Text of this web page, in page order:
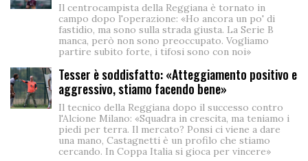
Il centrocampista della Reggiana è tornato in
campo dopo l'operazione: «Ho ancora un po' di
fastidio, ma sono sulla strada giusta. La Serie B
manca, però non sono preoccupato. Vogliamo
partire subito forte, i tifosi sono con noi»
Tesser è soddisfatto: «Atteggiamento positivo e
aggressivo, stiamo facendo bene»
Il tecnico della Reggiana dopo il successo contro
l'Alcione Milano: «Squadra in crescita, ma teniamo i
piedi per terra. Il mercato? Ponsi ci viene a dare
una mano, Castagnetti è un profilo che stiamo
cercando. In Coppa Italia si gioca per vincere»